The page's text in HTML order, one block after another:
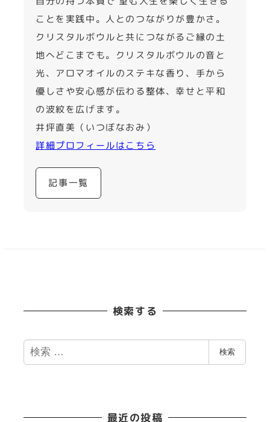
ことを実践中。人とのつながりが豊かさ。
クリスタルボウルと共につながるご縁の土
地へどこまでも。クリスタルボウルの音と
光、アロマオイルのステキな香り、手から
優しさや安心感が伝わる整体、幸せと平和
の波紋を広げます。
井坪直美（いつぼなおみ）
詳細プロフィールはこちら
記事一覧
検索する
検
索
検索
最近の投稿